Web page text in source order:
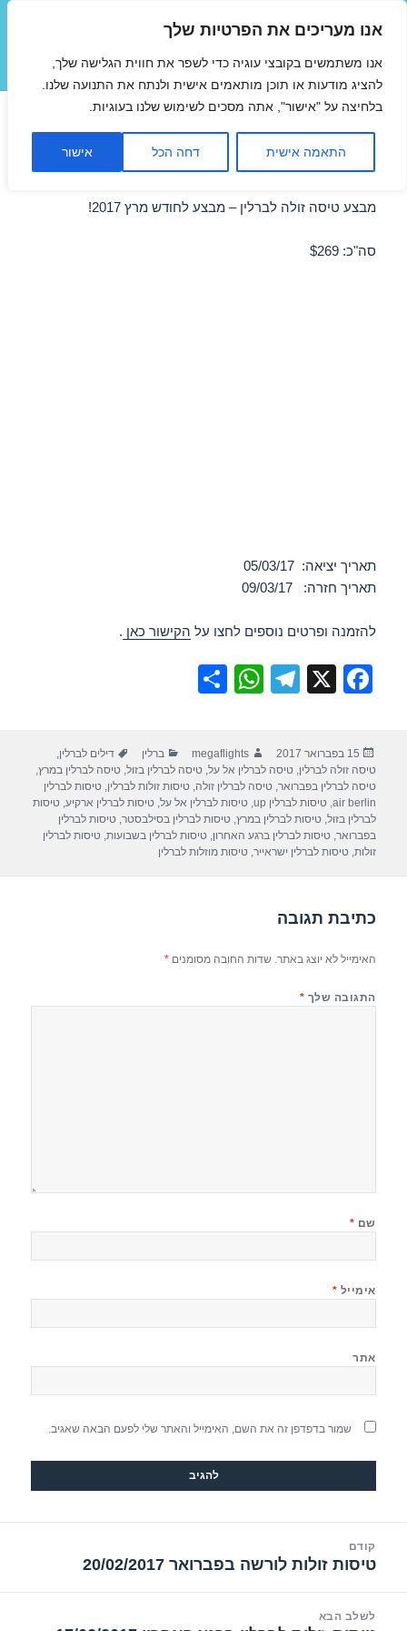
אנו מעריכים את הפרטיות שלך
אנו משתמשים בקובצי עוגיה כדי לשפר את חווית הגלישה שלך,
להציג מודעות או תוכן מותאמים אישית ולנתח את התנועה שלנו.
בלחיצה על "אישור", אתה מסכים לשימוש שלנו בעוגיות.
התאמה אישית דחה הכל אישור
תפריטים
ווידג'טים
טיסות זולות לברלין במרץ
05/03/2017
מבצע טיסה זולה לברלין – מבצע לחודש מרץ 2017!
סה"כ: $269
תאריך יציאה: 05/03/17
תאריך חזרה: 09/03/17
להזמנה ופרטים נוספים לחצו על הקישור כאן .
F
e
b
o
o
X
T
gr
a
m
W
s
A
p
p
e
פורסם
בתאריך
15 בפברואר 2017 מחבר
megaflights קטגוריות
ברלין תגיות
דילים לברלין,
טיסה זולה לברלין,טיסה לברלין אל על,טיסה לברלין בזול,טיסה לברלין במרץ,
טיסה לברלין בפברואר,טיסה לברלין זולה,טיסות זולות לברלין,טיסות לברלין
air berlin
,טיסות לברלין up ,טיסות לברלין אל על,טיסות לברלין ארקיע,טיסות
לברלין בזול,טיסות לברלין במרץ,טיסות לברלין בסילבסטר,טיסות לברלין
בפברואר,טיסות לברלין ברגע האחרון,טיסות לברלין בשבועות,טיסות לברלין
זולות,טיסות לברלין ישראייר,טיסות מוזלות לברלין
כתיבת תגובה
האימייל לא יוצג באתר. שדות החובה מסומנים*
התגובה שלך *
שם *
אימייל *
אתר
שמור בדפדפן זה את השם, האימייל והאתר שלי לפעם הבאה שאגיב.
קודם
הפוסט
טיסות זולות לורשה בפברואר 20/02/2017
לשלב הבא